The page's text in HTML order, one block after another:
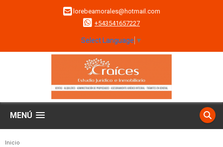
lorebeamorales@hotmail.com
+543541657227
Select Language ▼
MENÚ
Inicio